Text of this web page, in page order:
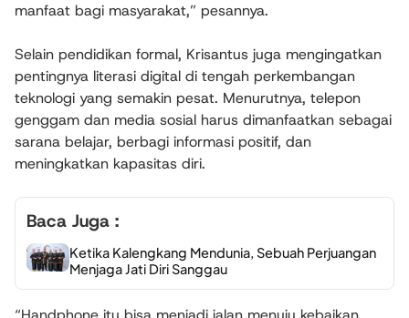
manfaat bagi masyarakat,” pesannya.
Selain pendidikan formal, Krisantus juga mengingatkan
pentingnya literasi digital di tengah perkembangan
teknologi yang semakin pesat. Menurutnya, telepon
genggam dan media sosial harus dimanfaatkan sebagai
sarana belajar, berbagi informasi positif, dan
meningkatkan kapasitas diri.
Baca Juga :
Ketika Kalengkang Mendunia, Sebuah Perjuangan
Menjaga Jati Diri Sanggau